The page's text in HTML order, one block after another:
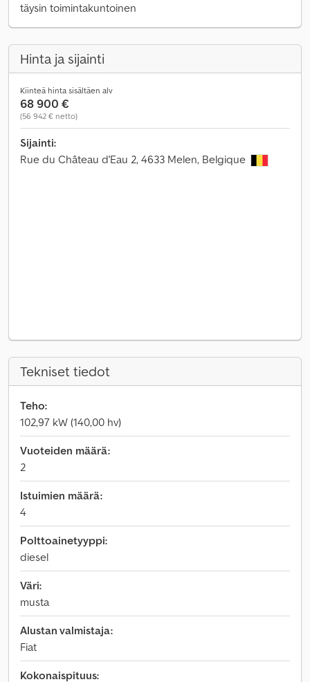
täysin toimintakuntoinen
Hinta ja sijainti
Kiinteä hinta sisältäen alv
68 900 €
(56 942 € netto)
Sijainti:
Rue du Château d'Eau 2, 4633 Melen, Belgique
Tekniset tiedot
Teho:
102,97 kW (140,00 hv)
Vuoteiden määrä:
2
Istuimien määrä:
4
Polttoainetyyppi:
diesel
Väri:
musta
Alustan valmistaja:
Fiat
Kokonaispituus: